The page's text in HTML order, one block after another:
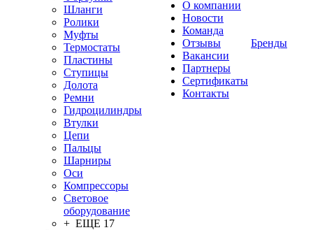
Шланги
Ролики
Муфты
Термостаты
Пластины
Ступицы
Долота
Ремни
Гидроцилиндры
Втулки
Цепи
Пальцы
Шарниры
Оси
Компрессоры
Световое
оборудование
+ ЕЩЕ 17
О компании
Новости
Команда
Отзывы
Вакансии
Партнеры
Сертификаты
Контакты
Бренды